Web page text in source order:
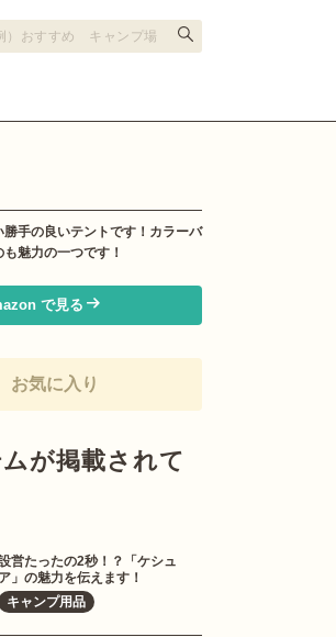
勝手の良いテントです！カラーバ
魅力の一つです！
で見る
お気に入り
が掲載されて
営たったの2秒！？「ケシュ
ア」の魅力を伝えます！
キャンプ用品